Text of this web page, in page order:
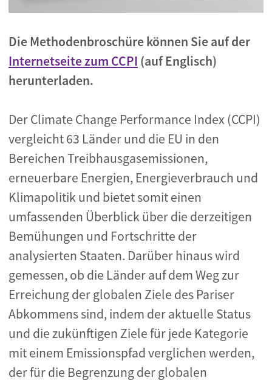
Die Methodenbroschüre können Sie auf der
Internetseite zum CCPI (auf Englisch)
herunterladen.
Der Climate Change Performance Index (CCPI)
vergleicht 63 Länder und die EU in den
Bereichen Treibhausgasemissionen,
erneuerbare Energien, Energieverbrauch und
Klimapolitik und bietet somit einen
umfassenden Überblick über die derzeitigen
Bemühungen und Fortschritte der
analysierten Staaten. Darüber hinaus wird
gemessen, ob die Länder auf dem Weg zur
Erreichung der globalen Ziele des Pariser
Abkommens sind, indem der aktuelle Status
und die zukünftigen Ziele für jede Kategorie
mit einem Emissionspfad verglichen werden,
der für die Begrenzung der globalen